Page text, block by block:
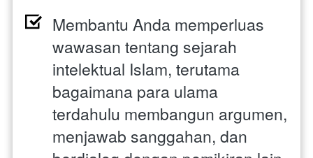
Membantu Anda memperluas
wawasan tentang sejarah
intelektual Islam, terutama
bagaimana para ulama
terdahulu membangun argumen,
menjawab sanggahan, dan